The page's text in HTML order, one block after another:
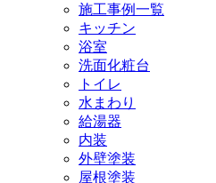
施工事例一覧
キッチン
浴室
洗面化粧台
トイレ
水まわり
給湯器
内装
外壁塗装
屋根塗装